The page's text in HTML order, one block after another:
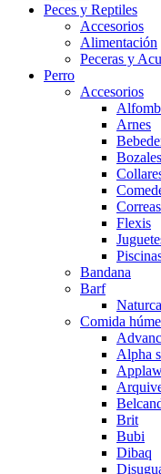
Peces y Reptiles
Accesorios
Alimentación
Peceras y
Perro
Accesorios
Arnes
Bozales
Correas
Flexis
Bandana
Barf
Comida
Alpha
Brit
Bubi
Dibaq